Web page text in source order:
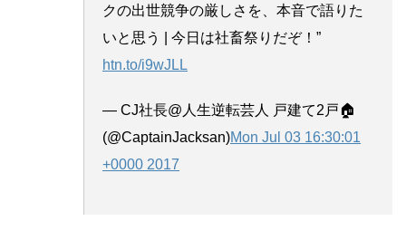
クの出世競争の厳しさを、本音で語りた
いと思う | 今日は社畜祭りだぞ！”
htn.to/i9wJLL
— CJ社長@人生逆転芸人 戸建て2戸🏠
(@CaptainJacksan)Mon Jul 03 16:30:01
+0000 2017